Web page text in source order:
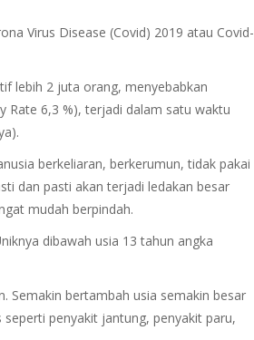
Virus Disease (Covid) 2019 atau Covid-
lebih 2 juta orang, menyebabkan
Rate 6,3 %), terjadi dalam satu waktu
berkeliaran, berkerumun, tidak pakai
dan pasti akan terjadi ledakan besar
mudah berpindah.
dibawah usia 13 tahun angka
Semakin bertambah usia semakin besar
penyakit jantung, penyakit paru,